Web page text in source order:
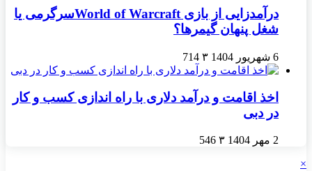
درآمدزایی از بازی World of Warcraftسرگرمی یا
شغل پنهان گیمرها؟
6 شهریور 1404 ۳ 714
اخذ اقامت و درآمد دلاری با راه اندازی کسب و کار
در دبی
2 مهر 1404 ۳ 546
×